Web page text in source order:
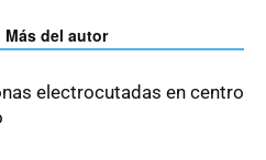
Más del autor
electrocutadas en centro